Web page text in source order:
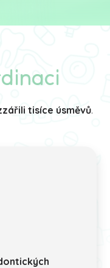
tisíce úsměvů.